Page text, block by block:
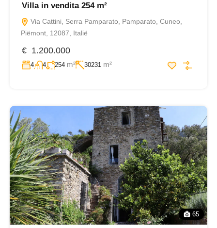
Villa in vendita 254 m²
Via Cattini, Serra Pamparato, Pamparato, Cuneo,
Piëmont, 12087, Italië
€ 1.200.000
4 4 254 m² 30231 m²
65